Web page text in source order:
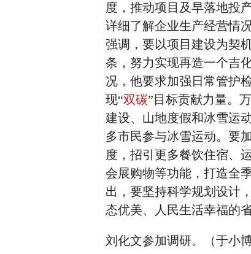
度，推动项目及早落地投
详细了解企业生产经营情
强调，要以项目建设为契
条，努力实现再造一个吉
况，他要求加强日常管护
现“双碳”目标贡献力量。
建设、山地度假和冰雪运
多市民参与冰雪运动。要
度，招引更多餐饮住宿、
会展购物等功能，打造全
出，要坚持科学规划设计
态优美、人民生活幸福的
刘化文参加调研。（于小博